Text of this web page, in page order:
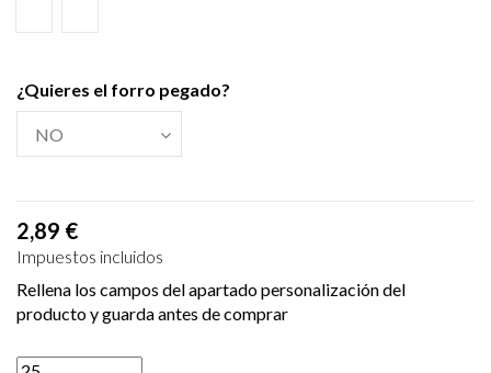
¿Quieres el forro pegado?
2,89 €
Impuestos incluidos
Rellena los campos del apartado personalización del
producto y guarda antes de comprar